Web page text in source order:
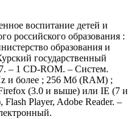
воспитание детей и
российского образования :
образования и
государственный
– 1 CD-ROM. – Систем.
и более ; 256 Мб (RAM) ;
(3.0 и выше) или IE (7 и
Player, Adobe Reader. –